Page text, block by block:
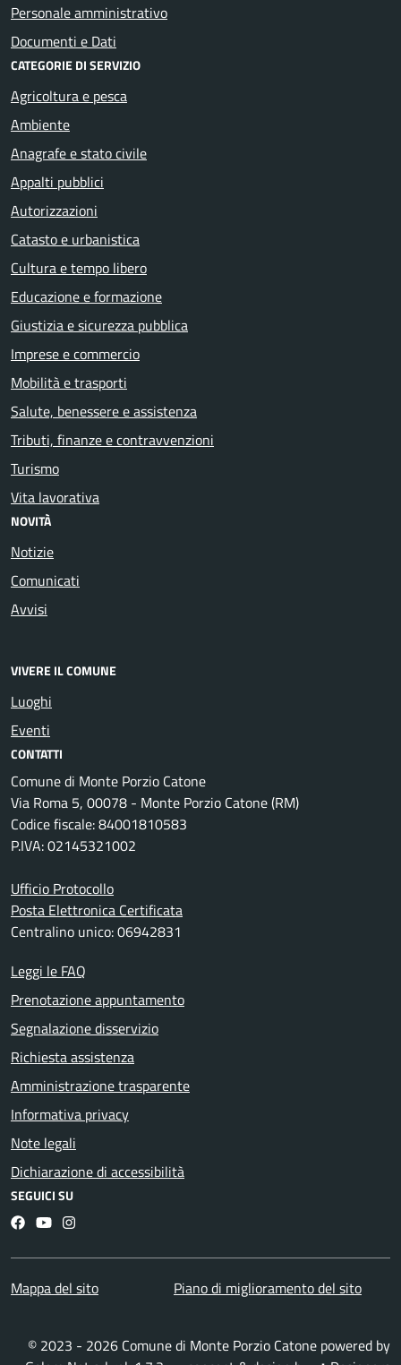
Personale amministrativo
Documenti e Dati
CATEGORIE DI SERVIZIO
Agricoltura e pesca
Ambiente
Anagrafe e stato civile
Appalti pubblici
Autorizzazioni
Catasto e urbanistica
Cultura e tempo libero
Educazione e formazione
Giustizia e sicurezza pubblica
Imprese e commercio
Mobilità e trasporti
Salute, benessere e assistenza
Tributi, finanze e contravvenzioni
Turismo
Vita lavorativa
NOVITÀ
Notizie
Comunicati
Avvisi
VIVERE IL COMUNE
Luoghi
Eventi
CONTATTI
Comune di Monte Porzio Catone
Via Roma 5, 00078 - Monte Porzio Catone (RM)
Codice fiscale: 84001810583
P.IVA: 02145321002
Ufficio Protocollo
Posta Elettronica Certificata
Centralino unico: 06942831
Leggi le FAQ
Prenotazione appuntamento
Segnalazione disservizio
Richiesta assistenza
Amministrazione trasparente
Informativa privacy
Note legali
Dichiarazione di accessibilità
SEGUICI SU
Facebook
YouTubeInstagram
Mappa del sito Piano di miglioramento del sito
© 2023 - 2026 Comune di Monte Porzio Catone powered by